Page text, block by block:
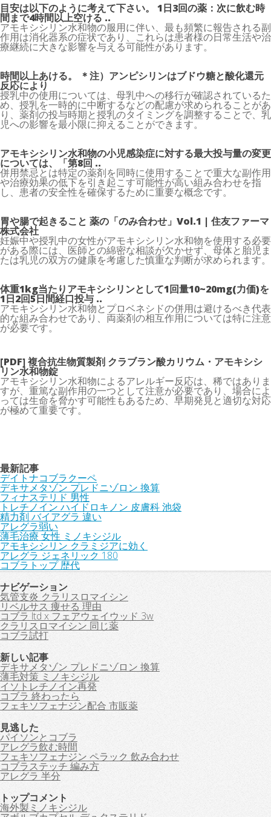
目安は以下のように考えて下さい。 1日3回の薬：次に飲む時
間まで4時間以上空ける ..
アモキシシリン水和物の服用に伴い、最も頻繁に報告される副
作用は消化器系の症状であり、これらは患者様の日常生活や治
療継続に大きな影響を与える可能性があります。
時間以上あける。 ＊注）アンピシリンはブドウ糖と酸化還元
反応により
授乳中の使用については、母乳中への移行が確認されているた
め、授乳を一時的に中断するなどの配慮が求められることがあ
り、薬剤の投与時期と授乳のタイミングを調整することで、乳
児への影響を最小限に抑えることができます。
アモキシシリン水和物の小児感染症に対する最大投与量の変更
については、「第8回 ..
併用禁忌とは特定の薬剤を同時に使用することで重大な副作用
や治療効果の低下を引き起こす可能性が高い組み合わせを指
し、患者の安全性を確保するために重要な概念です。
胃や腸で起きること 薬の「のみ合わせ」Vol.1 | 住友ファーマ
株式会社
妊娠中や授乳中の女性がアモキシシリン水和物を使用する必要
がある際には、医師との綿密な相談が欠かせず、母体と胎児ま
たは乳児の双方の健康を考慮した慎重な判断が求められます。
体重1kg当たりアモキシシリンとして1回量10~20mg(力価)を
1日2回5日間経口投与 ..
アモキシシリン水和物とプロベネシドの併用は避けるべき代表
的な組み合わせであり、両薬剤の相互作用については特に注意
が必要です。
[PDF] 複合抗生物質製剤 クラブラン酸カリウム・アモキシシ
リン水和物錠
アモキシシリン水和物によるアレルギー反応は、稀ではありま
すが、重篤な副作用の一つとして注意が必要であり、場合によ
っては生命を脅かす可能性もあるため、早期発見と適切な対応
が極めて重要です。
最新記事
デイトナコブラクーペ
デキサメタゾン プレドニゾロン 換算
フィナステリド 男性
トレチノイン ハイドロキノン 皮膚科 池袋
精力剤 バイアグラ 違い
アレグラ弱い
薄毛治療 女性 ミノキシジル
アモキシシリン クラミジアに効く
アレグラ ジェネリック 180
コブラトップ 歴代
ナビゲーション
気管支炎 クラリスロマイシン
リベルサス 痩せる 理由
コブラ ltd x フェアウェイウッド 3w
クラリスロマイシン 同じ薬
コブラ試打
新しい記事
デキサメタゾン プレドニゾロン 換算
薄毛対策 ミノキシジル
イソトレチノイン再発
コブラ 終わったら
フェキソフェナジン配合 市販薬
見逃した
パイソンとコブラ
アレグラ飲む時間
フェキソフェナジン ペラック 飲み合わせ
コブラステッチ 編み方
アレグラ 半分
トップコメント
海外製ミノキシジル